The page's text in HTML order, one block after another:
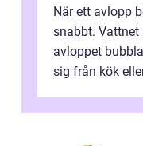
När ett avlopp
snabbt. Vattnet
avloppet
sig från kök